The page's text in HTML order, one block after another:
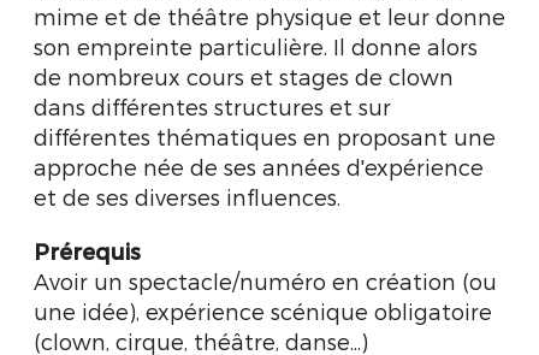
mime et de théâtre physique et leur donne
son empreinte particulière. Il donne alors
de nombreux cours et stages de clown
dans différentes structures et sur
différentes thématiques en proposant une
approche née de ses années d'expérience
et de ses diverses influences.
Prérequis
Avoir un spectacle/numéro en création (ou
une idée), expérience scénique obligatoire
(clown, cirque, théâtre, danse...)